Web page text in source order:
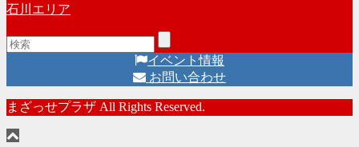
石川エリア
イベント情報
お問い合わせ
まざっせプラザ All Rights Reserved.